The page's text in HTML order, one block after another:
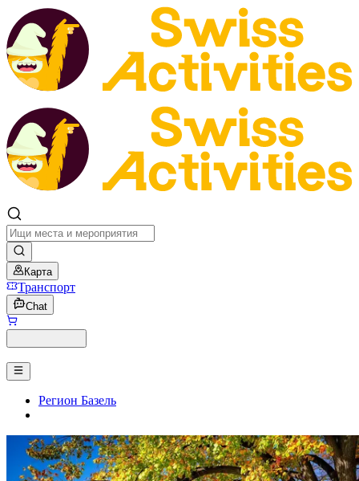
Карта
Транспорт
Chat
Регион Базель